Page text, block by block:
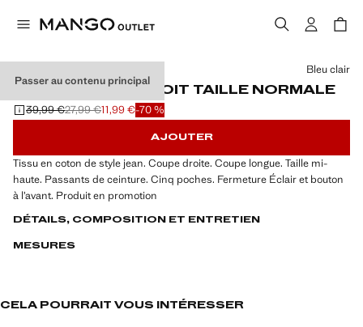
Passer au contenu principal
JEAN MATILDA DROIT TAILLE NORMALE
Prix initial barré [39,99 € ]
39,99 €
Deuxième prix barré [27,99 € ]
27,99 €
Prix actuel [11,99 € ]11,99 €-70 %
Choisissez une couleur
Bleu clair
AJOUTER
Tissu en coton de style jean. Coupe droite. Coupe longue. Taille mi-
haute. Passants de ceinture. Cinq poches. Fermeture Éclair et bouton
à l’avant. Produit en promotion
DÉTAILS, COMPOSITION ET ENTRETIEN
MESURES
CELA POURRAIT VOUS INTÉRESSER